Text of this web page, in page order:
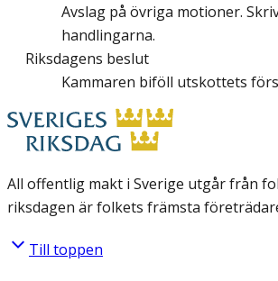
Avslag på övriga motioner.
handlingarna.
Riksdagens beslut
Kammaren biföll utskottets
All offentlig makt i Sverige utgår från
riksdagen är folkets främsta
Till toppen